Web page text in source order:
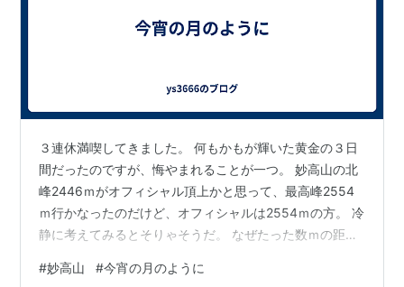
３連休満喫してきました。 何もかもが輝いた黄金の３日
間だったのですが、悔やまれることが一つ。 妙高山の北
峰2446ｍがオフィシャル頂上かと思って、最高峰2554
ｍ行かなったのだけど、オフィシャルは2554ｍの方。 冷
静に考えてみるとそりゃそうだ。 なぜたった数ｍの距離
踏み入れないと登頂にはカウントできない。 幸いなの
#妙高山 #今宵の月のように